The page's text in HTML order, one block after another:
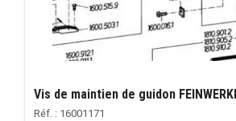
Vis de maintien de guidon
Réf. : 16001171